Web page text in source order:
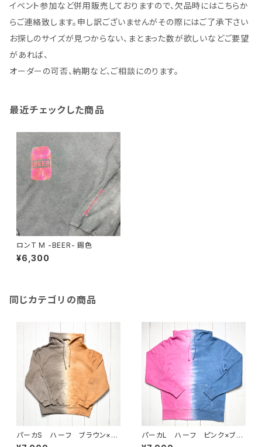
イベント参加など併用販売しておりますので、欠品時にはこちらか
らご連絡致します。申し訳ございませんがその際にはご了承下さい
お探しのサイズが見つからない、まとまった数が欲しいなどご要望
があれば、
オーダーの可否、納期など、ご相談にのります。
最近チェックした商品
ロンT M -BEER- 錫色
¥6,300
同じカテゴリの商品
パーカS ハーフ ブラウン×ア
プリコット
パーカL ハーフ ピンク×ブル
ー